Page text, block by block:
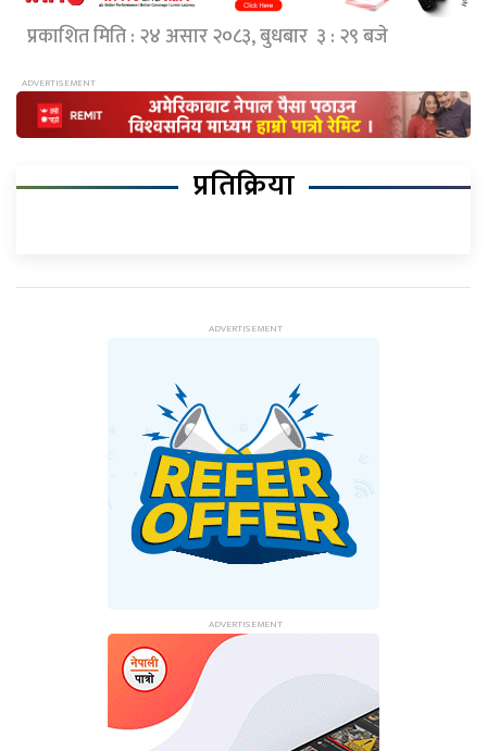
प्रकाशित मिति : २४ असार २०८३, बुधबार ३ : २९ बजे
प्रतिक्रिया